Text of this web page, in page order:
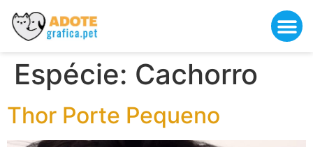
Espécie: Cachorro
Thor Porte Pequeno